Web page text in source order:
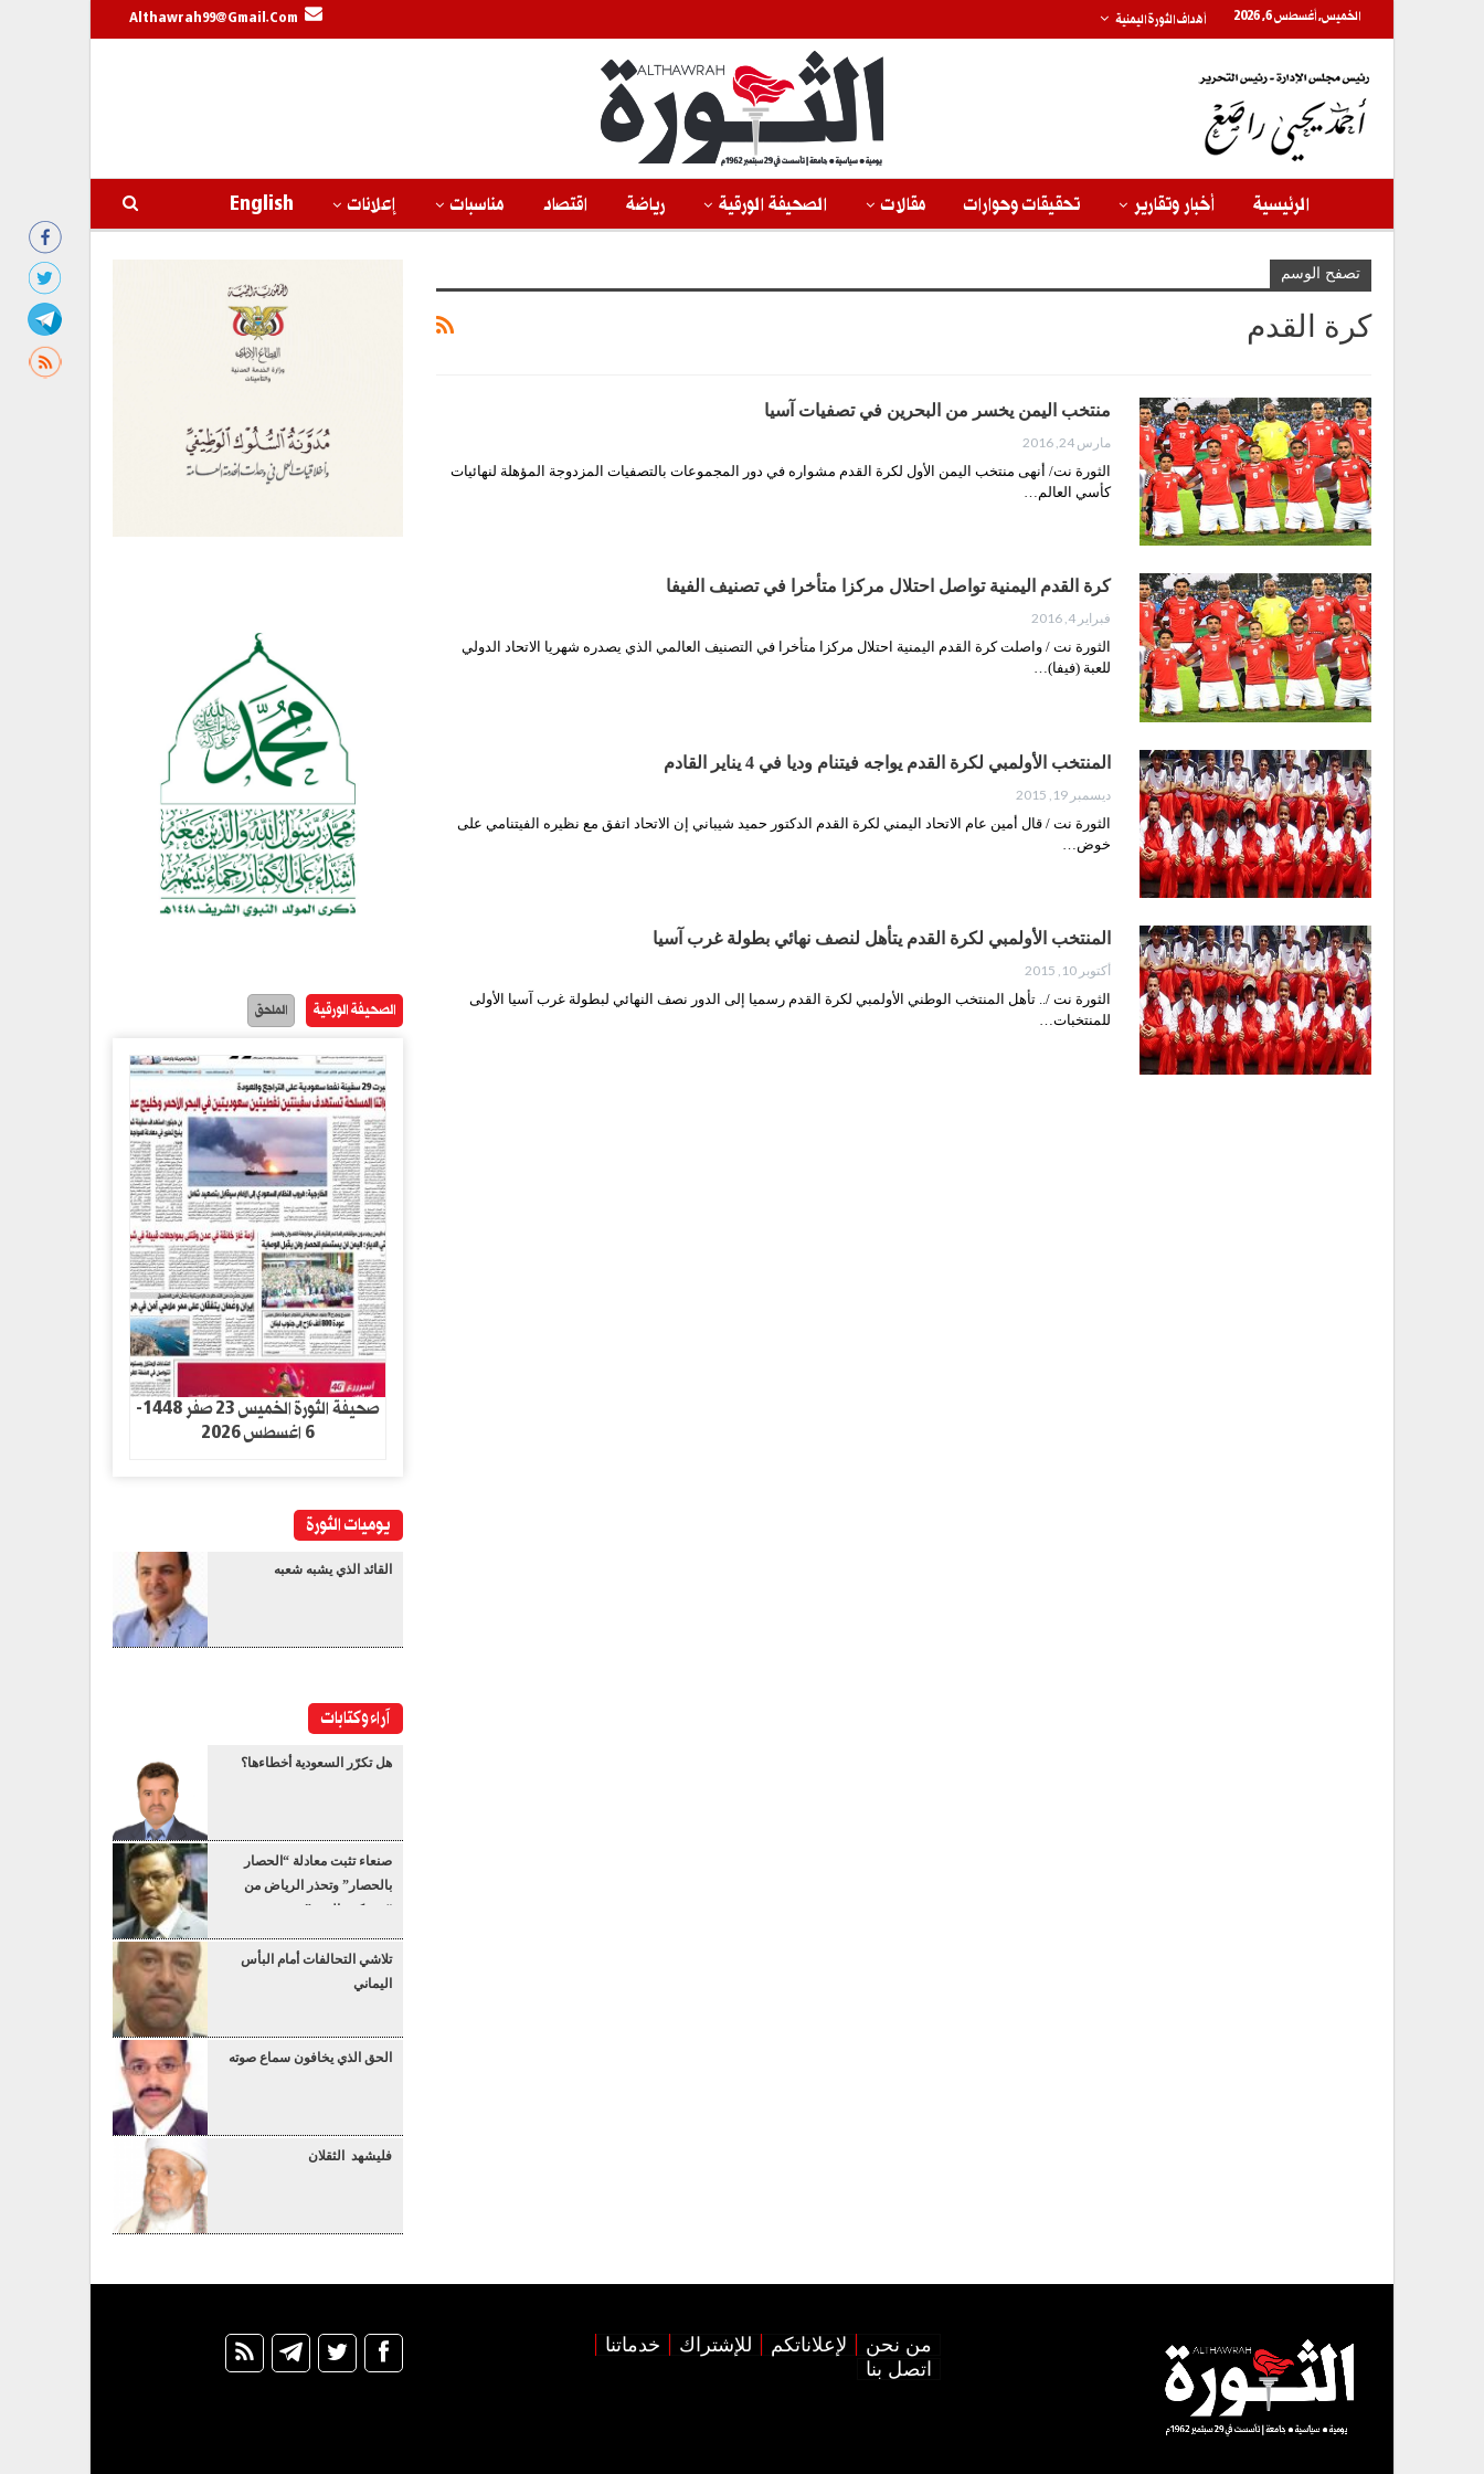
الخميس, أغسطس 6, 2026 أهداف الثورة اليمنية Althawrah99@gmail.com
الرئيسية أخبار وتقارير تحقيقات وحوارات مقالات الصحيفة الورقية رياضة اقتصاد مناسبات إعلانات English
تصفح الوسم
كرة القدم
منتخب اليمن يخسر من البحرين في تصفيات آسيا
مارس 24, 2016
الثورة نت/ أنهى منتخب اليمن الأول لكرة القدم مشواره في دور المجموعات بالتصفيات المزدوجة المؤهلة لنهائيات
كأسي العالم…
كرة القدم اليمنية تواصل احتلال مركزا متأخرا في تصنيف الفيفا
فبراير 4, 2016
الثورة نت / واصلت كرة القدم اليمنية احتلال مركزا متأخرا في التصنيف العالمي الذي يصدره شهريا الاتحاد الدولي
للعبة (فيفا)…
المنتخب الأولمبي لكرة القدم يواجه فيتنام وديا في 4 يناير القادم
ديسمبر 19, 2015
الثورة نت / قال أمين عام الاتحاد اليمني لكرة القدم الدكتور حميد شيباني إن الاتحاد اتفق مع نظيره الفيتنامي على
خوض…
المنتخب الأولمبي لكرة القدم يتأهل لنصف نهائي بطولة غرب آسيا
أكتوبر 10, 2015
الثورة نت /.. تأهل المنتخب الوطني الأولمبي لكرة القدم رسميا إلى الدور نصف النهائي لبطولة غرب آسيا الأولى
للمنتخبات…
الصحيفة الورقية الملحق
صحيفة الثورة الخميس 23 صفر 1448-
6 اغسطس 2026
يوميات الثورة
القائد الذي يشبه شعبه
آراء وكتابات
هل تكرّر السعودية أخطاءها؟
صنعاء تثبت معادلة “الحصار
بالحصار” وتحذر الرياض من
“عسكرة البحر”
تلاشي التحالفات أمام البأس
اليماني
الحق الذي يخافون سماع صوته
فليشهد الثقلان
من نحن لإعلاناتكم للإشتراك
خدماتنا
اتصل بنا